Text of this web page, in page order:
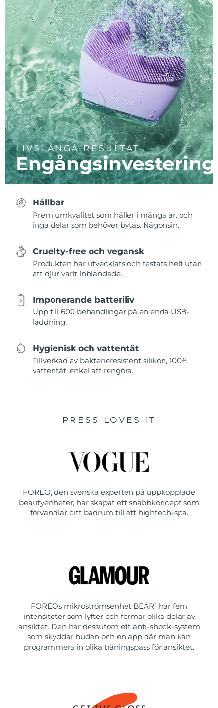
LIVSLÅNGA RESULTAT
Engångsinvestering
Hållbar
Premiumkvalitet som håller i många år, och
inga delar som behöver bytas. Någonsin.
Cruelty-free och vegansk
Produkten har utvecklats och testats helt utan
att djur varit inblandade.
Imponerande batteriliv
Upp till 600 behandlingar på en enda USB-
laddning.
Hygienisk och vattentät
Tillverkad av bakterieresistent silikon, 100%
vattentät, enkel att rengöra.
PRESS LOVES IT
FOREO, den svenska experten på uppkopplade
beautyenheter, har skapat ett snabbkoncept som
förvandlar ditt badrum till ett hightech-spa.
FOREOs mikroströmsenhet BEAR ™
har fem
intensiteter som lyfter och formar olika delar av
ansiktet. Den har dessutom ett anti-shock-system
som skyddar huden och en app där man kan
programmera in olika träningspass för ansiktet.